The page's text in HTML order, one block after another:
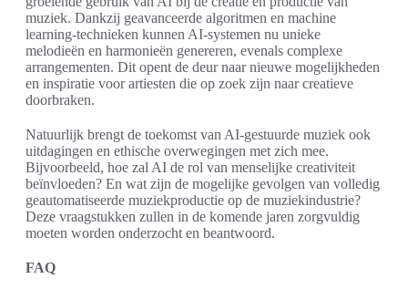
muziek. Dankzij geavanceerde algoritmen en machine
learning-technieken kunnen AI-systemen nu unieke
melodieën en harmonieën genereren, evenals complexe
arrangementen. Dit opent de deur naar nieuwe mogelijkheden
en inspiratie voor artiesten die op zoek zijn naar creatieve
doorbraken.
Natuurlijk brengt de toekomst van AI-gestuurde muziek ook
uitdagingen en ethische overwegingen met zich mee.
Bijvoorbeeld, hoe zal AI de rol van menselijke creativiteit
beïnvloeden? En wat zijn de mogelijke gevolgen van volledig
geautomatiseerde muziekproductie op de muziekindustrie?
Deze vraagstukken zullen in de komende jaren zorgvuldig
moeten worden onderzocht en beantwoord.
FAQ